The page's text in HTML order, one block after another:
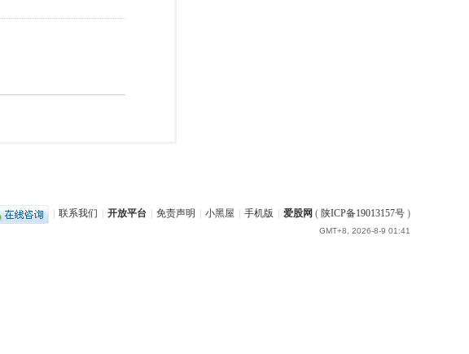
联系我们 开放平台 免责声明 小黑屋 手机版 爱股网 ( 陕ICP备19013157号 )
GMT+8, 2026-8-9 01:41